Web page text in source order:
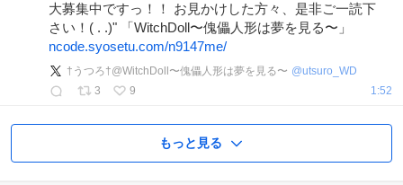
大募集中ですっ！！ お見かけした方々、是非ご一読下
さい！( . .)" 「WitchDoll〜傀儡人形は夢を見る〜」
ncode.syosetu.com/n9147me/
†うつろ†@WitchDoll〜傀儡人形は夢を見る〜 @utsuro_WD
3
9 1:52
もっと見る